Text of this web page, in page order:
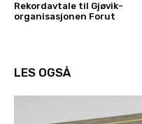
Rekordavtale til Gjøvik-
organisasjonen Forut
LES OGSÅ